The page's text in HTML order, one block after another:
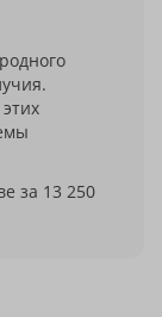
за 13 250